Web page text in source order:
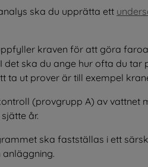
ska du upprätta ett
kraven för att göra
det ska du ange hur ofta du
ta ut prover är till exempel
(provgrupp A) av vattnet
år.
ska fastställas i ett